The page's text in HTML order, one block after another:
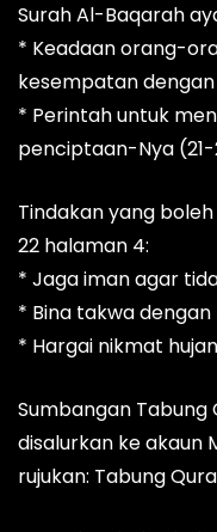
Surah Al-Baqarah
* Keadaan orang-
kesempatan
* Perintah untuk
penciptaan-Nya
Tindakan yang
22 halaman 4:
* Jaga iman agar
* Bina takwa
* Hargai nikmat
Sumbangan
disalurkan ke akaun
rujukan: Tabung